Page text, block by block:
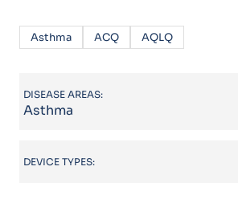
Asthma ACQ AQLQ
DISEASE AREAS:
Asthma
DEVICE TYPES: